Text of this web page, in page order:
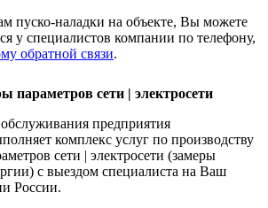
пуско-наладки на объекте, Вы можете
у специалистов компании по телефону,
обратной связи.
параметров сети | электросети
предприятия
комплекс услуг по производству
сети | электросети (замеры
с выездом специалиста на Ваш
России.